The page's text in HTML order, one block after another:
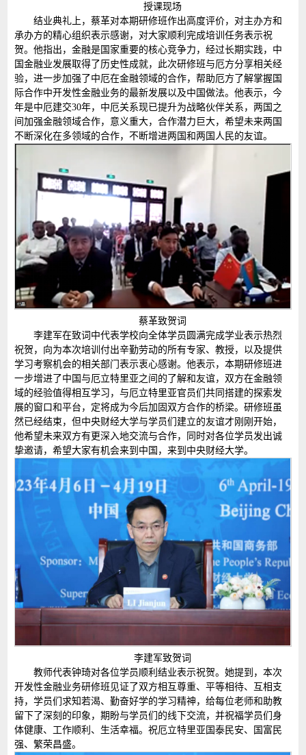
授课现场
结业典礼上，蔡革对本期研修班作出高度评价，对主办方和
承办方的精心组织表示感谢，对大家顺利完成培训任务表示祝
贺。他指出，金融是国家重要的核心竞争力，经过长期实践，中
国金融业发展取得了历史性成就，此次研修班与厄方分享相关经
验，进一步加强了中厄在金融领域的合作，帮助厄方了解掌握国
际合作中开发性金融业务的最新发展以及中国做法。他表示，今
年是中厄建交30年，中厄关系现已提升为战略伙伴关系，两国之
间加强金融领域合作，意义重大，合作潜力巨大，希望未来两国
不断深化在多领域的合作，不断增进两国和两国人民的友谊。
蔡革致贺词
李建军在致词中代表学校向全体学员圆满完成学业表示热烈
祝贺，向为本次培训付出辛勤劳动的所有专家、教授，以及提供
学习考察机会的相关部门表示衷心感谢。他表示，本期研修班进
一步增进了中国与厄立特里亚之间的了解和友谊，双方在金融领
域的经验值得相互学习，与厄立特里亚官员们共同搭建的探索发
展的窗口和平台，定将成为今后加固双方合作的桥梁。研修班虽
然已经结束，但中央财经大学与学员们建立的友谊才刚刚开始，
他希望未来双方有更深入地交流与合作，同时对各位学员发出诚
挚邀请，希望大家有机会来到中国，来到中央财经大学。
李建军致贺词
教师代表钟琦对各位学员顺利结业表示祝贺。她提到，本次
开发性金融业务研修班见证了双方相互尊重、平等相待、互相支
持，学员们求知若渴、勤奋好学的学习精神，给每位老师和助教
留下了深刻的印象，期盼与学员们的线下交流，并祝福学员们身
体健康、工作顺利、生活幸福。祝厄立特里亚国泰民安、国富民
强、繁荣昌盛。